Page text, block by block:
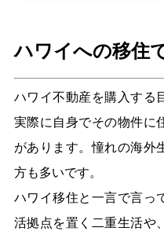
ハワイへの移住
ハワイ不動産を購入する
実際に自身でその物件に
があります。憧れの海外
方も多いです。
ハワイ移住と一言で言っ
活拠点を置く二重生活や